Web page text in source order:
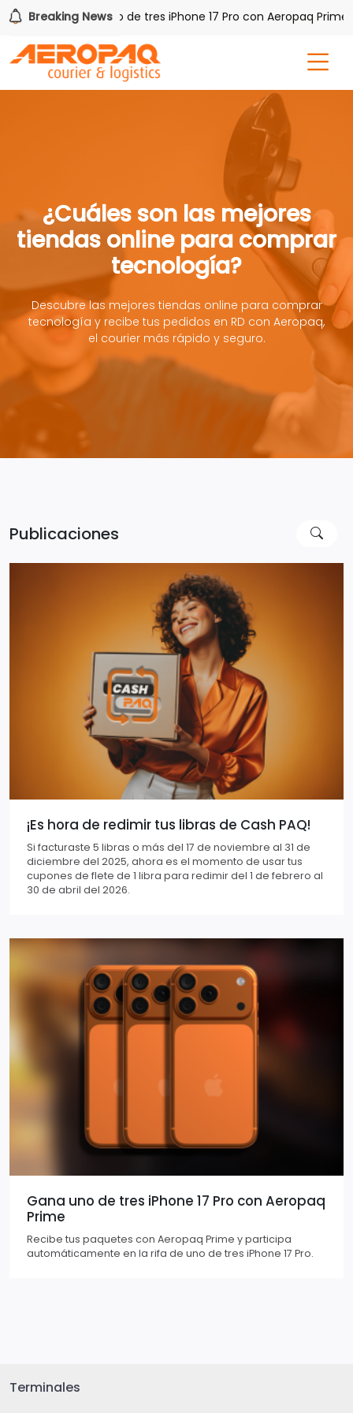
Breaking News
Gana uno de tres iPhone 17 Pro con Aeropaq Prime
¿Cuáles son las mejores
tiendas online para comprar
tecnología?
Descubre las mejores tiendas online para comprar
tecnología y recibe tus pedidos en RD con Aeropaq,
el courier más rápido y seguro.
Publicaciones
¡Es hora de redimir tus libras de Cash PAQ!
Si facturaste 5 libras o más del 17 de noviembre al 31 de
diciembre del 2025, ahora es el momento de usar tus
cupones de flete de 1 libra para redimir del 1 de febrero al
30 de abril del 2026.
Gana uno de tres iPhone 17 Pro con Aeropaq
Prime
Recibe tus paquetes con Aeropaq Prime y participa
automáticamente en la rifa de uno de tres iPhone 17 Pro.
Terminales